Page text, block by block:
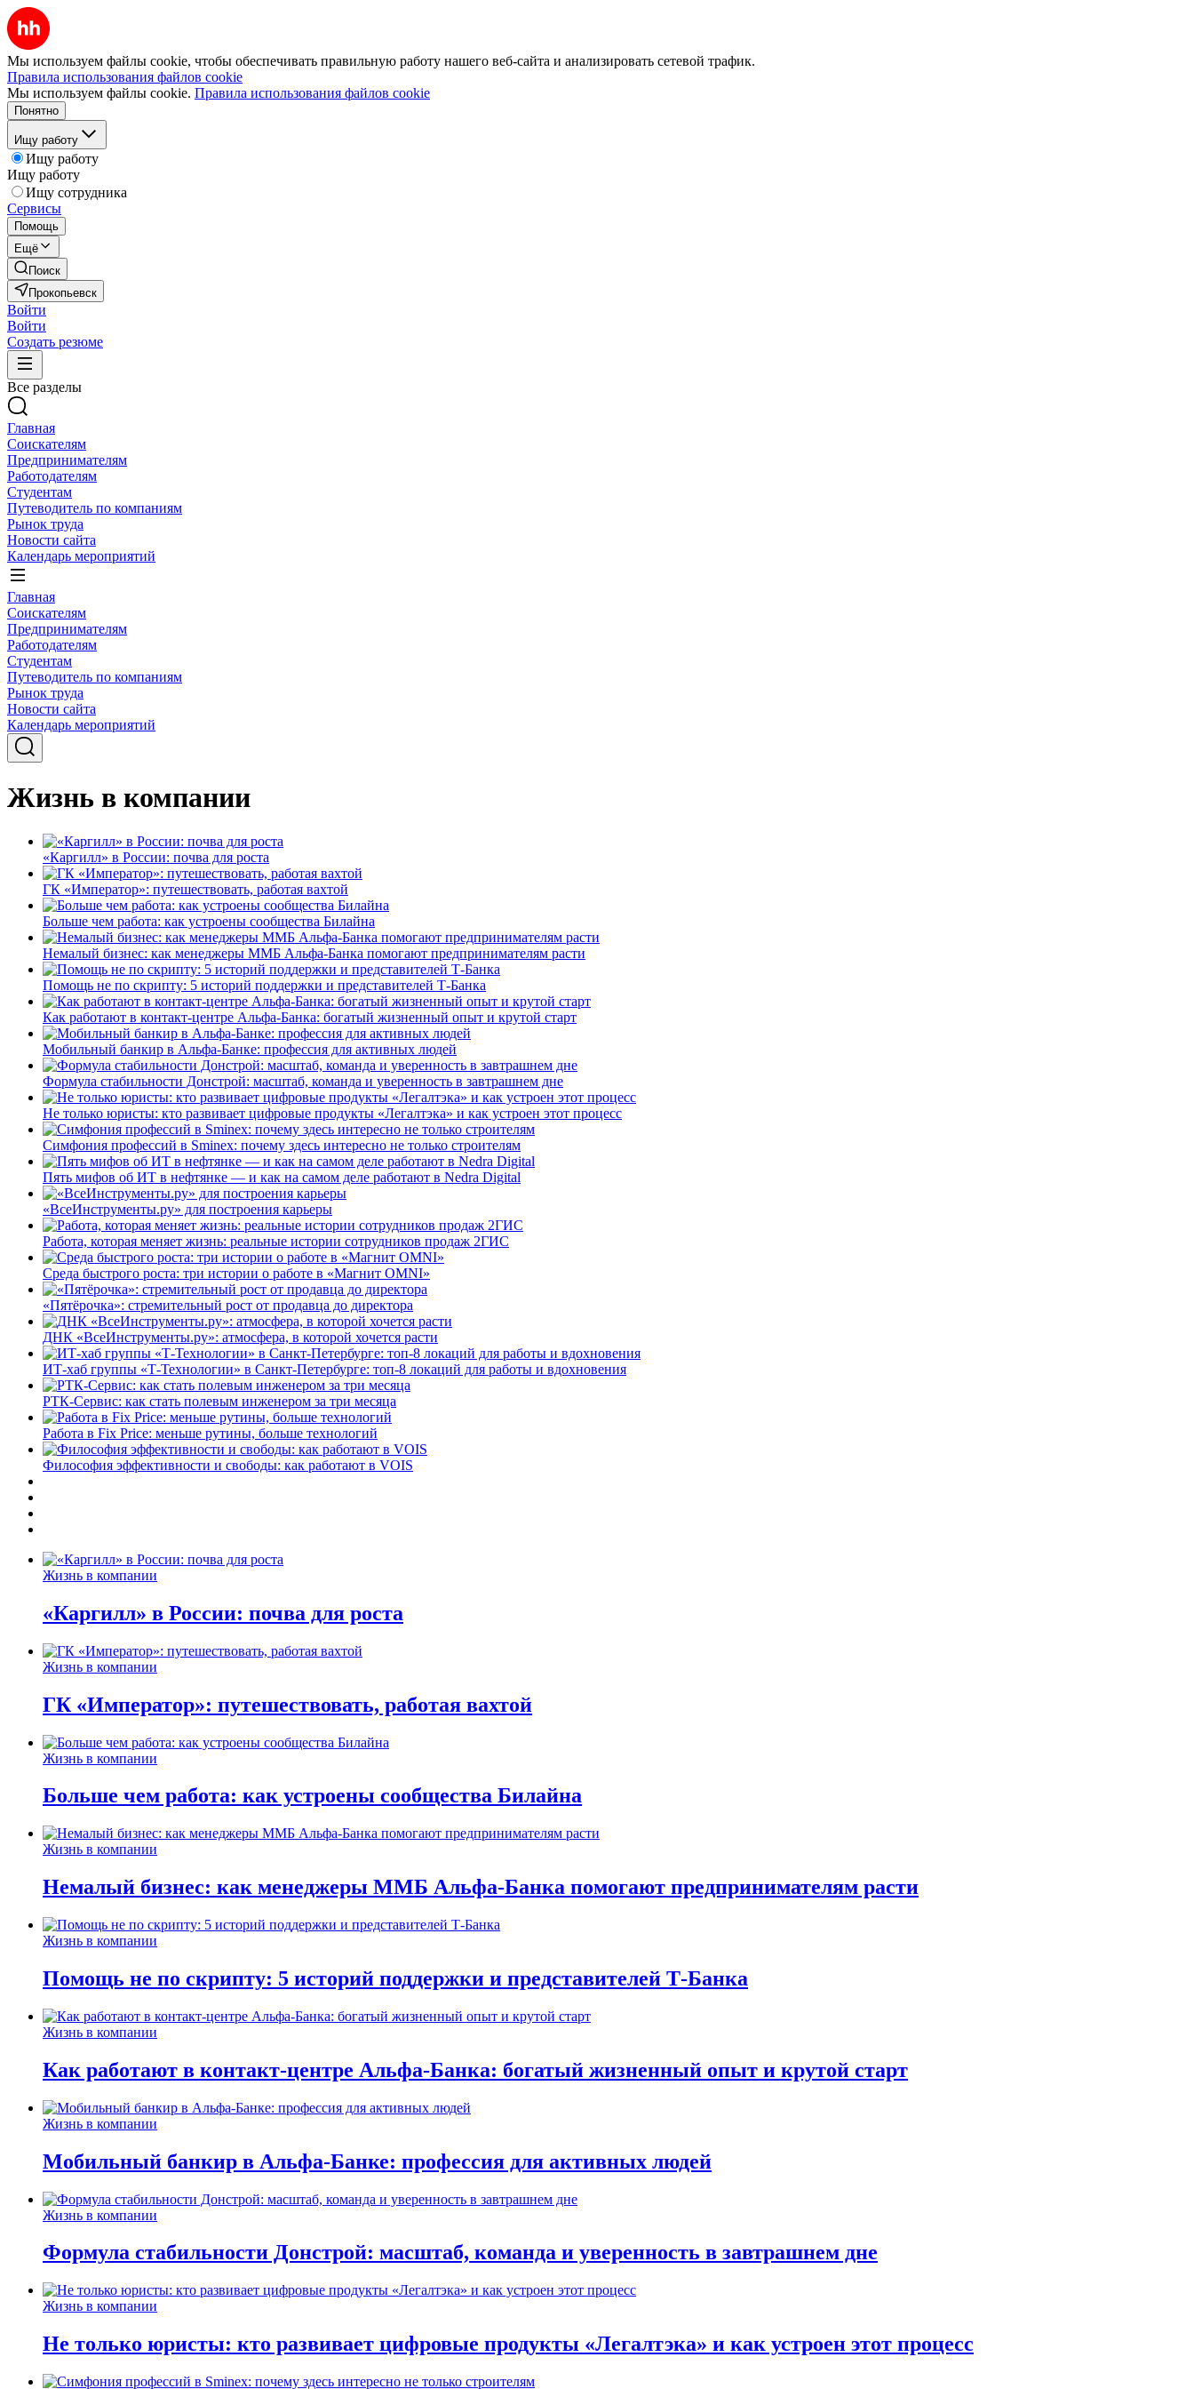
Мы используем файлы cookie, чтобы обеспечивать правильную работу нашего веб-сайта и анализировать сетевой трафик.
Правила использования файлов cookie
Мы используем файлы cookie. Правила использования файлов cookie
Понятно
Ищу работу
Ищу работу
Ищу работу
Ищу сотрудника
Сервисы
Помощь
Ещё
Поиск
Прокопьевск
Войти
Войти
Создать резюме
Все разделы
Главная
Соискателям
Предпринимателям
Работодателям
Студентам
Путеводитель по компаниям
Рынок труда
Новости сайта
Календарь мероприятий
Главная
Соискателям
Предпринимателям
Работодателям
Студентам
Путеводитель по компаниям
Рынок труда
Новости сайта
Календарь мероприятий
Жизнь в компании
«Каргилл» в России: почва для роста
ГК «Император»: путешествовать, работая вахтой
Больше чем работа: как устроены сообщества Билайна
Немалый бизнес: как менеджеры ММБ Альфа-Банка помогают предпринимателям расти
Помощь не по скрипту: 5 историй поддержки и представителей Т-Банка
Как работают в контакт-центре Альфа-Банка: богатый жизненный опыт и крутой старт
Мобильный банкир в Альфа-Банке: профессия для активных людей
Формула стабильности Донстрой: масштаб, команда и уверенность в завтрашнем дне
Не только юристы: кто развивает цифровые продукты «Легалтэка» и как устроен этот процесс
Симфония профессий в Sminex: почему здесь интересно не только строителям
Пять мифов об ИТ в нефтянке — и как на самом деле работают в Nedra Digital
«ВсеИнструменты.ру» для построения карьеры
Работа, которая меняет жизнь: реальные истории сотрудников продаж 2ГИС
Среда быстрого роста: три истории о работе в «Магнит OMNI»
«Пятёрочка»: стремительный рост от продавца до директора
ДНК «ВсеИнструменты.ру»: атмосфера, в которой хочется расти
ИТ-хаб группы «Т-Технологии» в Санкт-Петербурге: топ-8 локаций для работы и вдохновения
РТК-Сервис: как стать полевым инженером за три месяца
Работа в Fix Price: меньше рутины, больше технологий
Философия эффективности и свободы: как работают в VOIS
Жизнь в компании
«Каргилл» в России: почва для роста
Жизнь в компании
ГК «Император»: путешествовать, работая вахтой
Жизнь в компании
Больше чем работа: как устроены сообщества Билайна
Жизнь в компании
Немалый бизнес: как менеджеры ММБ Альфа-Банка помогают предпринимателям расти
Жизнь в компании
Помощь не по скрипту: 5 историй поддержки и представителей Т-Банка
Жизнь в компании
Как работают в контакт-центре Альфа-Банка: богатый жизненный опыт и крутой старт
Жизнь в компании
Мобильный банкир в Альфа-Банке: профессия для активных людей
Жизнь в компании
Формула стабильности Донстрой: масштаб, команда и уверенность в завтрашнем дне
Жизнь в компании
Не только юристы: кто развивает цифровые продукты «Легалтэка» и как устроен этот процесс